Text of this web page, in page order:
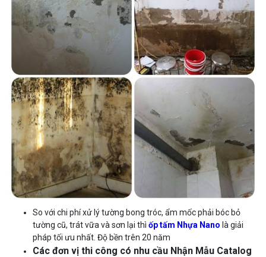
So với chi phí xử lý tường bong tróc, ẩm mốc phải bóc bỏ
tường cũ, trát vữa và sơn lại thì ốp tấm Nhựa Nano là giải
pháp tối ưu nhất. Độ bền trên 20 năm
Các đơn vị thi công có nhu cầu Nhận Mẫu Catalog